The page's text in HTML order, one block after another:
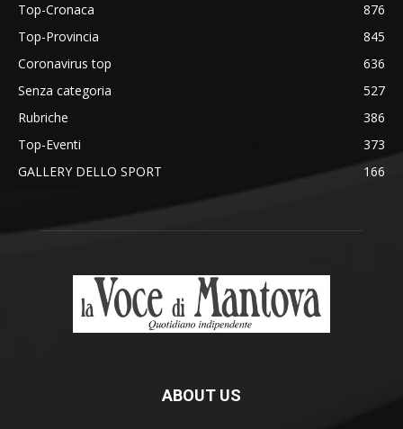
Top-Cronaca
876
Top-Provincia
845
Coronavirus top
636
Senza categoria
527
Rubriche
386
Top-Eventi
373
GALLERY DELLO SPORT
166
ABOUT US